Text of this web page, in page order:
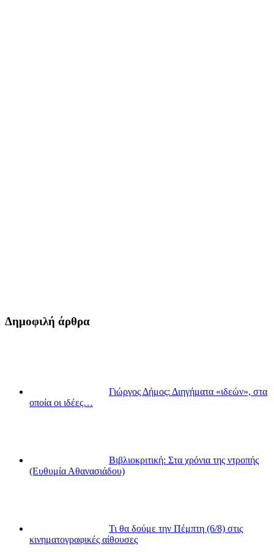
Δημοφιλή άρθρα
Γιώργος Δήμος: Διηγήματα «ιδεών», στα
οποία οι ιδέες…
Βιβλιοκριτική: Στα χρόνια της ντροπής
(Ευθυμία Αθανασιάδου)
Τι θα δούμε την Πέμπτη (6/8) στις
κινηματογραφικές αίθουσες